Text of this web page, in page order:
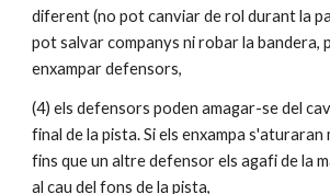
diferent (no pot canviar de rol durant la
pot salvar companys ni robar la bandera,
enxampar defensors,
(4) els defensors poden amagar-se del
final de la pista. Si els enxampa s'aturaran
fins que un altre defensor els agafi de la
al cau del fons de la pista,